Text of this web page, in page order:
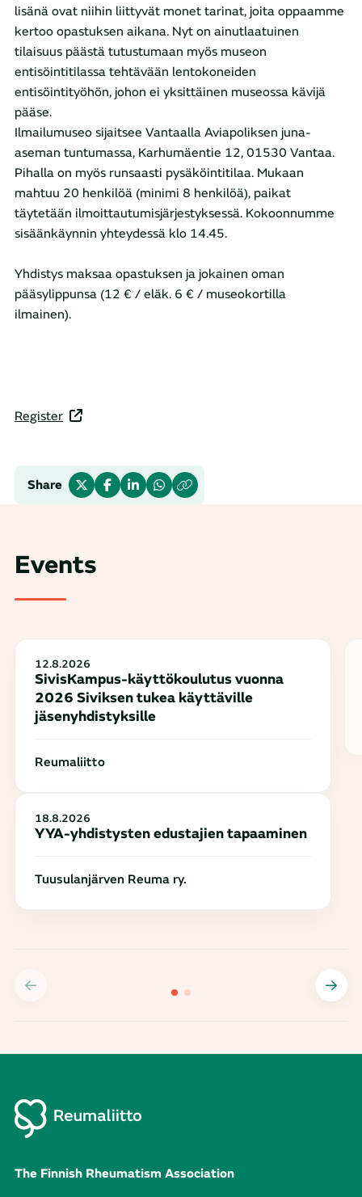
lisänä ovat niihin liittyvät monet tarinat, joita oppaamme
kertoo opastuksen aikana. Nyt on ainutlaatuinen
tilaisuus päästä tutustumaan myös museon
entisöintitilassa tehtävään lentokoneiden
entisöintityöhön, johon ei yksittäinen museossa kävijä
pääse.
Ilmailumuseo sijaitsee Vantaalla Aviapoliksen juna-
aseman tuntumassa, Karhumäentie 12, 01530 Vantaa.
Pihalla on myös runsaasti pysäköintitilaa. Mukaan
mahtuu 20 henkilöä (minimi 8 henkilöä), paikat
täytetään ilmoittautumisjärjestyksessä. Kokoonnumme
sisäänkäynnin yhteydessä klo 14.45.
Yhdistys maksaa opastuksen ja jokainen oman
pääsylippunsa (12 € / eläk. 6 € / museokortilla
ilmainen).
Register
Share
Events
12.8.2026
SivisKampus-käyttökoulutus vuonna
2026 Siviksen tukea käyttäville
jäsenyhdistyksille
Reumaliitto
18.8.2026
YYA-yhdistysten edustajien tapaaminen
Tuusulanjärven Reuma ry.
The Finnish Rheumatism Association